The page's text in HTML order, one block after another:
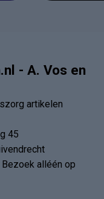
- A. Vos en
artikelen
45
alléén op